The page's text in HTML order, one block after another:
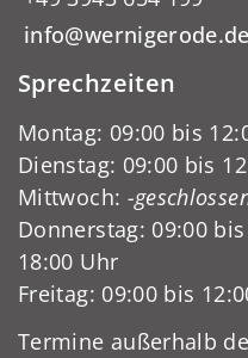
info@wernigerode.de
Sprechzeiten
Montag: 09:00 bis
Dienstag: 09:00 bis
Mittwoch: -
Donnerstag: 09:00
18:00 Uhr
Freitag: 09:00 bis
Termine außerhalb